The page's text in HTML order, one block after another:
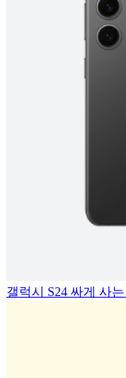
갤럭시 S24 싸게 사